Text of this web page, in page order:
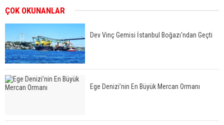
ÇOK OKUNANLAR
Dev Vinç Gemisi İstanbul Boğazı'ndan Geçti
Ege Denizi’nin En Büyük Mercan Ormanı